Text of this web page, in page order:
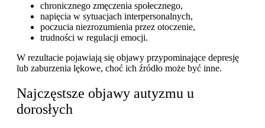
chronicznego zmęczenia społecznego,
napięcia w sytuacjach interpersonalnych,
poczucia niezrozumienia przez otoczenie,
trudności w regulacji emocji.
W rezultacie pojawiają się objawy przypominające depresję
lub zaburzenia lękowe, choć ich źródło może być inne.
Najczęstsze objawy autyzmu u
dorosłych